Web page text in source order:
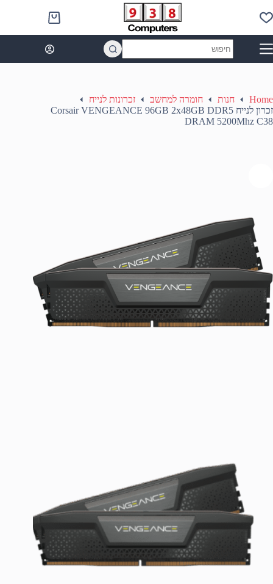
to
content
Shopping
cart
results
Home חנות חומרה למחשב
זכרונות לנייח
זכרון לנייח Corsair VENGEANCE 96GB 2x48GB DDR5
DRAM 5200Mhz C38